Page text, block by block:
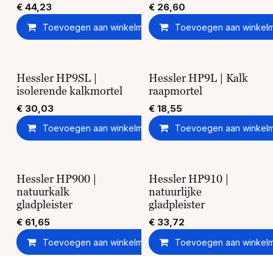
€ 44,23
Toevoegen aan winkelmandje Toevoegen aan
€ 26,60
Toevoegen aan
Hessler HP9SL |
isolerende kalkmortel
€ 30,03
Toevoegen aan winkelmandje Toevoegen aan
Hessler HP9L | Kalk
raapmortel
€ 18,55
Toevoegen aan
Hessler HP900 |
natuurkalk
gladpleister
€ 61,65
Toevoegen aan winkelmandje Toevoegen aan
Hessler HP910 |
natuurlijke
gladpleister
€ 33,72
Toevoegen aan